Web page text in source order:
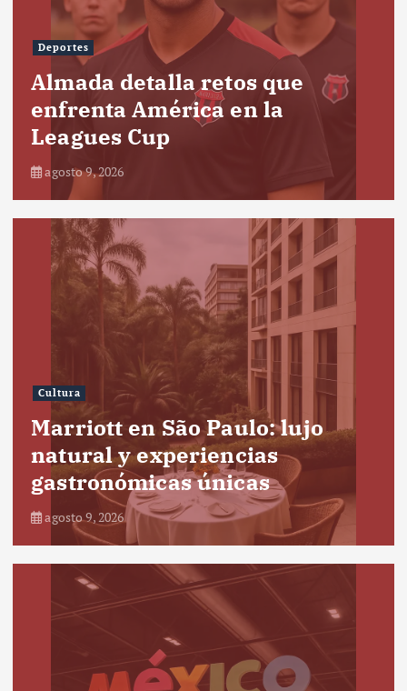
Deportes
Almada detalla retos que
enfrenta América en la
Leagues Cup
agosto 9, 2026
Cultura
Marriott en São Paulo: lujo
natural y experiencias
gastronómicas únicas
agosto 9, 2026